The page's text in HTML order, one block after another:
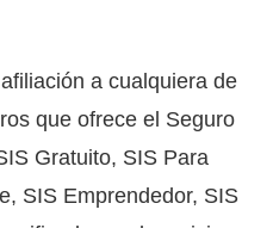
a cualquiera de
que ofrece el Seguro
Gratuito, SIS Para
SIS Emprendedor, SIS